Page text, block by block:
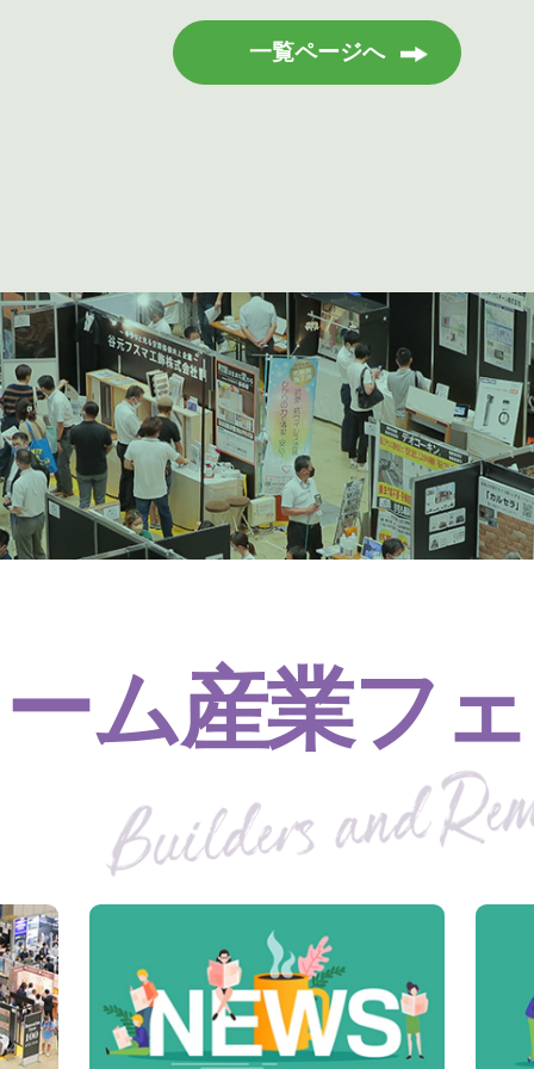
一覧ページへ
ム産業フ